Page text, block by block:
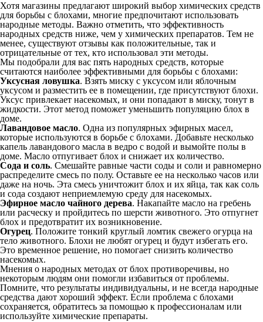
Хотя магазины предлагают широкий выбор химических средств
для борьбы с блохами, многие предпочитают использовать
народные методы. Важно отметить, что эффективность
народных средств ниже, чем у химических препаратов. Тем не
менее, существуют отзывы как положительные, так и
отрицательные от тех, кто использовал эти методы.
Мы подобрали для вас пять народных средств, которые
считаются наиболее эффективными для борьбы с блохами:
Уксусная ловушка. Взять миску с уксусом или яблочным
уксусом и разместить ее в помещении, где присутствуют блохи.
Уксус привлекает насекомых, и они попадают в миску, тонут в
жидкости. Этот метод поможет уменьшить популяцию блох в
доме.
Лавандовое масло. Одна из популярных эфирных масел,
которые используются в борьбе с блохами. Добавьте несколько
капель лавандового масла в ведро с водой и вымойте полы в
доме. Масло отпугивает блох и снижает их количество.
Сода и соль. Смешайте равные части соды и соли и равномерно
распределите смесь по полу. Оставьте ее на несколько часов или
даже на ночь. Эта смесь уничтожит блох и их яйца, так как соль
и сода создают неприемлемую среду для насекомых.
Эфирное масло чайного дерева. Накапайте масло на гребень
или расческу и пройдитесь по шерсти животного. Это отпугнет
блох и предотвратит их возникновение.
Огурец. Положите тонкий круглый ломтик свежего огурца на
тело животного. Блохи не любят огурец и будут избегать его.
Это временное решение, но помогает снизить количество
насекомых.
Мнения о народных методах от блох противоречивы, но
некоторым людям они помогли избавиться от проблемы.
Помните, что результаты индивидуальны, и не всегда народные
средства дают хороший эффект. Если проблема с блохами
сохраняется, обратитесь за помощью к профессионалам или
используйте химические препараты.